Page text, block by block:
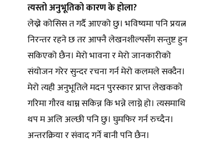
त्यस्तो अनुभूतिको कारण के होला?
लेख्ने कोसिस त गर्दै आएको छु। भविष्यमा पनि प्रयत्न
निरन्तर रहने छ तर आफ्नै लेखनशील्पसँग सन्तुष्ट हुन
सकिएको छैन। मेरो भावना र मेरो जानकारीको
संयोजन गरेर सुन्दर रचना गर्न मेरो कलमले सक्दैन।
मेरो त्यही अनुभूतिले मदन पुरस्कार प्राप्त लेखकको
गरिमा गौरव थाम्न सकिन्न कि भन्ने लाग्ने हो। त्यसमाथि
थप म अलि अल्छी पनि छु। घुमफिर गर्न रुच्दैन।
अन्तरक्रिया र संवाद गर्ने बानी पनि छैन।